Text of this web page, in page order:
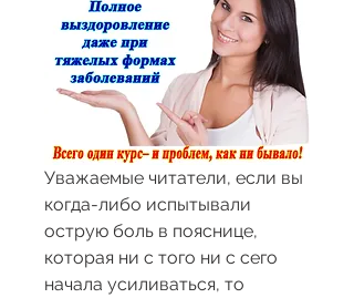
Уважаемые читатели, если вы
когда-либо испытывали
острую боль в пояснице,
которая ни с того ни с сего
начала усиливаться, то